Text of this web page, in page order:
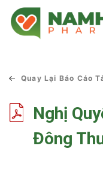
Quay Lại Báo Cáo
Nghị
Đông